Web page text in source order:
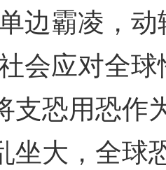
边霸凌，
会应对全
支恐用恐作
坐大，全球